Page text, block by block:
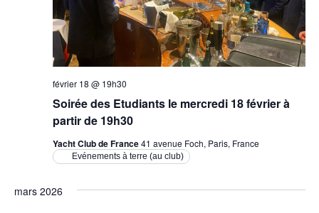
Soirée des Etudiants le mercredi 18 février à
partir de 19h30
février 18 @ 19h30
Yacht Club de France41 avenue Foch, Paris, France
Evénements à terre (au club)
mars 2026